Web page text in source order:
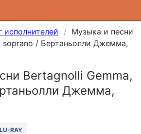
исполнителей
Музыка и песни
soprano / Бертаньолли Джемма,
Bertagnolli Gemma,
Джемма,
RAY